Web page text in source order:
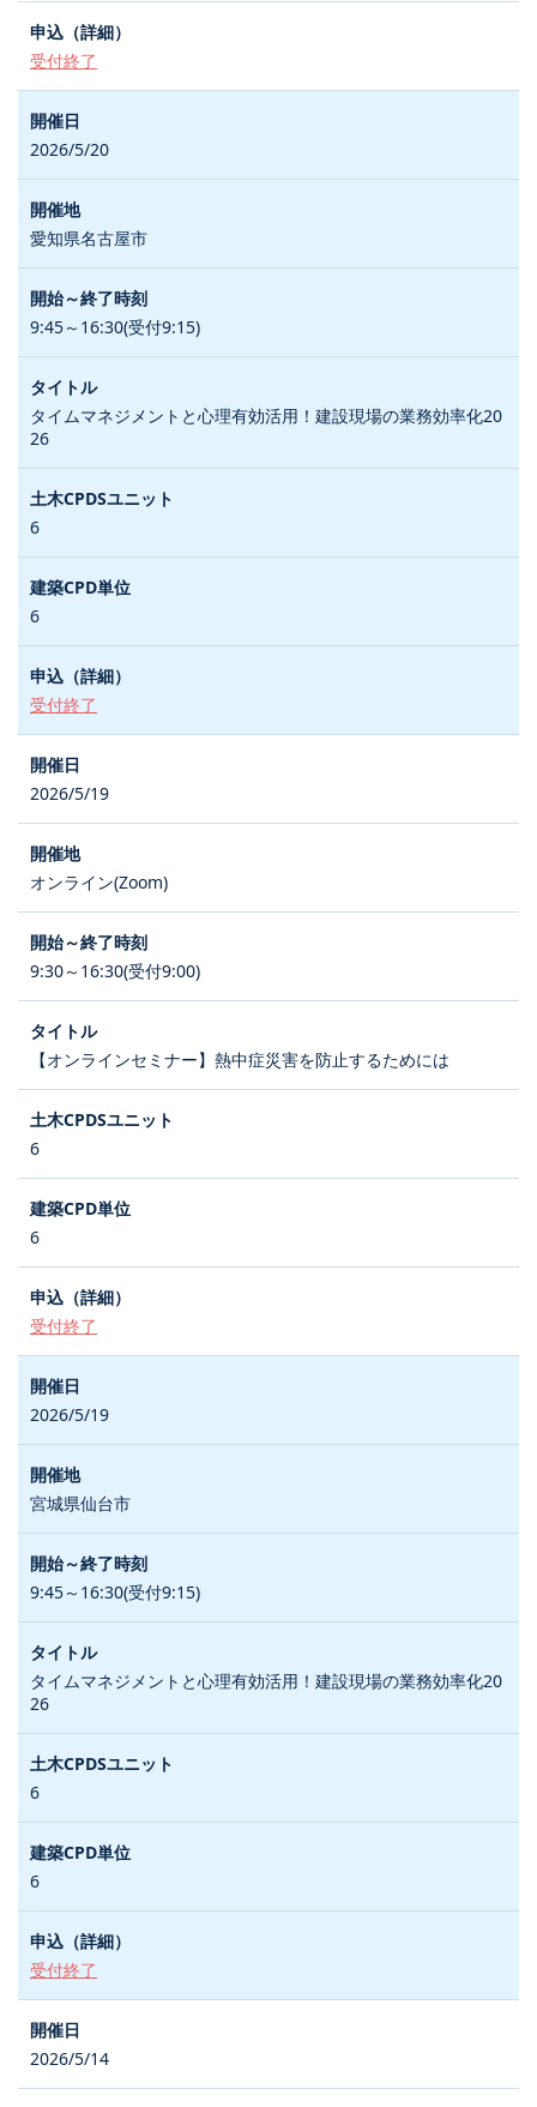
受付終了
2026/5/20
愛知県名古屋市
9:45～16:30(受付9:15)
タイムマネジメントと心理有効活用！建設現場の業務効率化20
26
6
6
受付終了
2026/5/19
オンライン(Zoom)
9:30～16:30(受付9:00)
【オンラインセミナー】熱中症災害を防止するためには
6
6
受付終了
2026/5/19
宮城県仙台市
9:45～16:30(受付9:15)
タイムマネジメントと心理有効活用！建設現場の業務効率化20
26
6
6
受付終了
2026/5/14